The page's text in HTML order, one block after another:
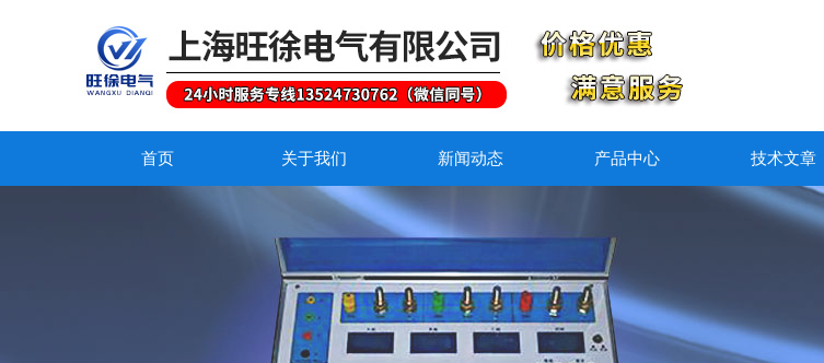
首页 关于我们 新闻动态 产品中心 技术文章